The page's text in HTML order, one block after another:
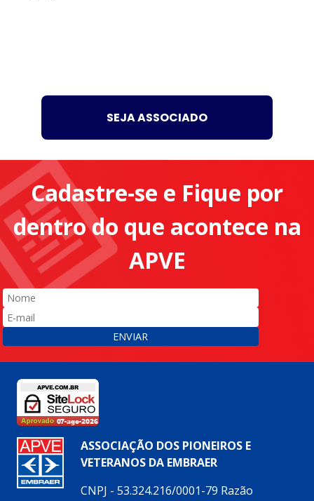
SEJA ASSOCIADO
Cadastre-se e Fique por
dentro do que acontece na
APVE
ENVIAR
ASSOCIAÇÃO DOS PIONEIROS E
VETERANOS DA EMBRAER
CNPJ - 53.324.216/0001-79 Razão